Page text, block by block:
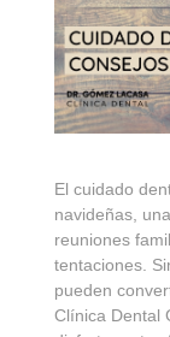
El cuidado
navideñas,
reuniones
tentaciones.
pueden
Clínica Dental